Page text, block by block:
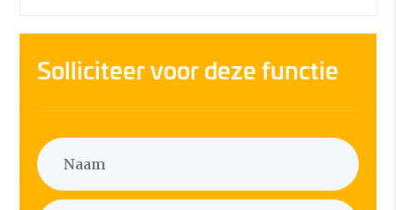
Solliciteer voor deze functie